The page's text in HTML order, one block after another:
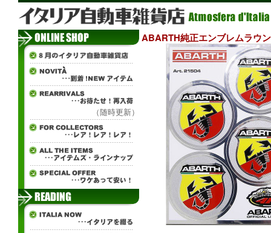
（随時更新）
ABARTH純正エンブレムラウ